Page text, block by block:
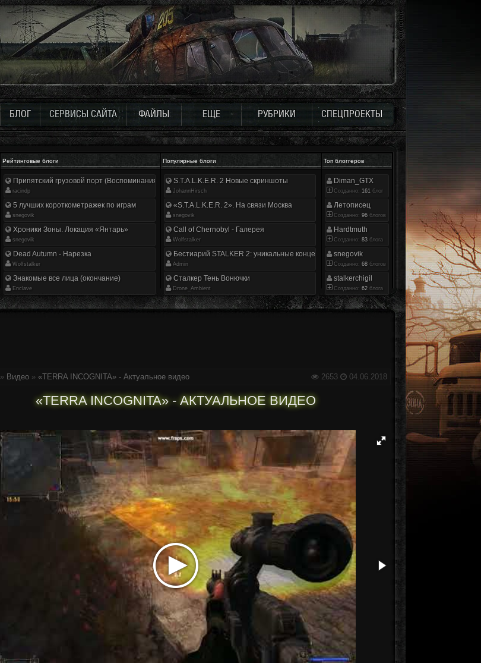
БЛОГ СЕРВИСЫ САЙТА ФАЙЛЫ ЕЩЕ РУБРИКИ СПЕЦПРОЕКТЫ
Рейтинговые блоги Популярные блоги Топ блоггеров
Припятский грузовой порт (Воспоминания ликвидатора)
racindp
5 лучших короткометражек по играм
snegovik
Хроники Зоны. Локация «Янтарь»
snegovik
Dead Autumn - Нарезка
Wolfstalker
Знакомые все лица (окончание)
Enclave
S.T.A.L.K.E.R. 2 Новые скриншоты
JohannHirsch
«S.T.A.L.K.E.R. 2». На связи Москва
snegovik
Call of Chernobyl - Галерея
Wolfstalker
Бестиарий STALKER 2: уникальные концепт-арты
Аdmin
Сталкер Тень Вонючки
Drone_Ambient
Diman_GTX
Созданно: 161 блог
Летописец
Созданно: 96 блогов
Hardtmuth
Созданно: 83 блога
snegovik
Созданно: 68 блогов
stalkerchigil
Созданно: 62 блога
2653 04.06.2018
» Видео » «TERRA INCOGNITA» - Актуальное видео
«TERRA INCOGNITA» - АКТУАЛЬНОЕ ВИДЕО